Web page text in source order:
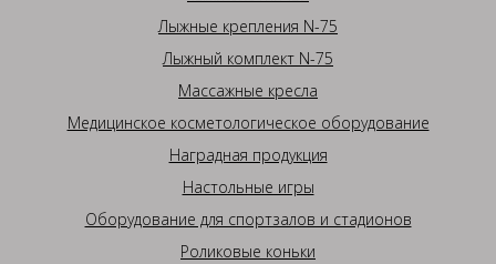
Лыжные крепления N-75
Лыжный комплект N-75
Массажные кресла
Медицинское косметологическое оборудование
Наградная продукция
Настольные игры
Оборудование для спортзалов и стадионов
Роликовые коньки